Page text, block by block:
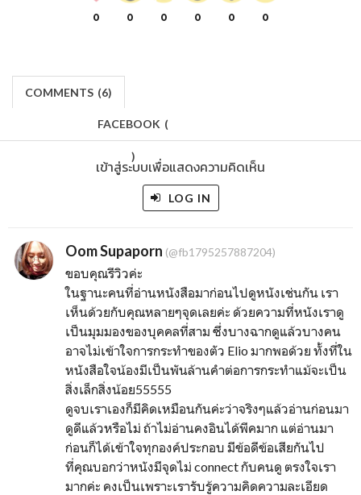
0 0 0 0 0 0
COMMENTS (6)
FACEBOOK (
)
เข้าสู่ระบบเพื่อแสดงความคิดเห็น
LOG IN
Oom Supaporn (@fb1795257887204)
ขอบคุณรีวิวค่ะ
ในฐานะคนที่อ่านหนังสือมาก่อนไปดูหนังเช่นกัน เรา
เห็นด้วยกับคุณหลายๆจุดเลยค่ะ ด้วยความที่หนังเราดู
เป็นมุมมองของบุคคลที่สาม ซึ่งบางฉากดูแล้วบางคน
อาจไม่เข้าใจการกระทำของตัว Elio มากพอด้วย ทั้งที่ใน
หนังสือใจน้องมีเป็นพันล้านคำต่อการกระทำแม้จะเป็น
สิ่งเล็กสิ่งน้อย55555
ดูจบเราเองก็มีคิดเหมือนกันค่ะว่าจริงๆแล้วอ่านก่อนมา
ดูดีแล้วหรือไม่ ถ้าไม่อ่านคงอินได้พีคมาก แต่อ่านมา
ก่อนก็ได้เข้าใจทุกองค์ประกอบ มีข้อดีข้อเสียกันไป
ที่คุณบอกว่าหนังมีจุดไม่ connect กับคนดู ตรงใจเรา
มากค่ะ คงเป็นเพราะเรารับรู้ความคิดความละเอียด